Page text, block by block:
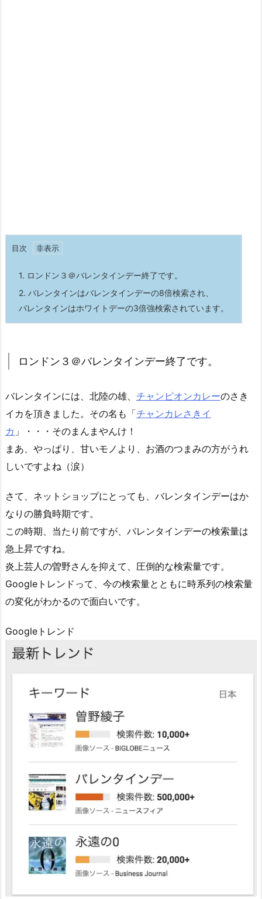
目次
1. ロンドン３＠バレンタインデー終了です。
2. バレンタインはバレンタインデーの8倍検索され、
バレンタインはホワイトデーの3倍強検索されています。
ロンドン３＠バレンタインデー終了です。
バレンタインには、北陸の雄、 チャンピオンカレーのさき
イカを頂きました。その名も「チャンカレさきイ
カ 」・・・そのまんまやんけ！
まあ、やっぱり、甘いモノより、お酒のつまみの方がうれ
しいですよね（涙）
さて、ネットショップにとっても、バレンタインデーはか
なりの勝負時期です。
この時期、当たり前ですが、バレンタインデーの検索量は
急上昇ですね。
炎上芸人の曽野さんを抑えて、圧倒的な検索量です。
Googleトレンドって、今の検索量とともに時系列の検索量
の変化がわかるので面白いです。
Googleトレンド